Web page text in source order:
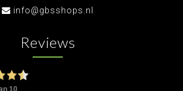
info@gbsshops.nl
Reviews